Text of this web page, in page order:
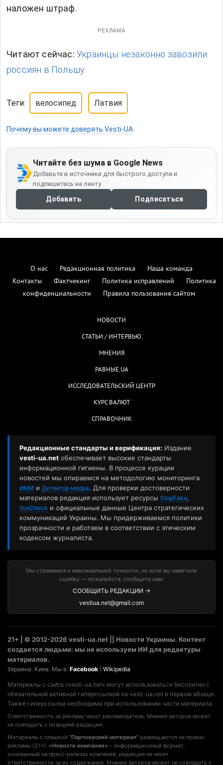
наложен штраф.
РЕКЛАМА
Читают сейчас: Украинцы незаконно завозили
россиян в Польшу.
Теги: велосипед Латвия
Почему вы можете доверять Vesti-UA
Читайте без шума в Google News
Добавьте в источники для быстрого доступа и
подпишитесь на ленту
Добавить Подписаться
О нас Редакционная политика
Наша команда
Контакты
Фактчекинг Политика исправлений
Политика
конфиденциальности
Правила пользования сайтом
НОВОСТИ
СТАТЬИ / ИНТЕРВЬЮ
МНЕНИЯ
РАВНЫЕ.UA
ИССЛЕДОВАТЕЛЬСКИЙ ЦЕНТР
КУРС ВАЛЮТ
СПРАВОЧНИК
Редакционные стандарты и верификация: Издание
vesti-ua.net обеспечивает высокие стандарты
информационной гигиены. В процессе курации
новостей мы опираемся на методологию мониторинга
ИМИ и Детектор медиа. Для проверки достоверности
материалов редакция использует ресурсы StopFake,
VoxCheck и официальные данные Центра стратегических
коммуникаций Украины. Мы придерживаемся политики
прозрачности и работаем в соответствии с этическим
кодексом журналиста.
Мы стремимся к максимальной точности, но если вы заметили
ошибку — пожалуйста, сообщите нам:
СООБЩИТЬ РЕДАКЦИИ →
vestiua.net@gmail.com
21+ | © 2012-2026 vesti-ua.net || Новости Украины. Контент
создается людьми: мы не используем ИИ для редактуры
материалов.
Украина. Киев. Мы в: Facebook Wikipedia
Материалы с сайта «vesti-ua.net» могут использоваться бесплатно с
обязательной активной гиперссылкой на vesti-ua.net в первом абзаце.
Также гиперссылка необходима при использовании части материала.
Ответственность за рекламу несет рекламодатель. Мнение авторов может
не совпадать с позицией редакции.
Материалы с плашкой "Партнерский материал" размещаются на правах
рекламы (21+). «Новости компании» – информационный формат,
основанный на пресс-релизах компаний; редакция не несет
ответственности за их содержание. Мнение авторов может не совпадать с